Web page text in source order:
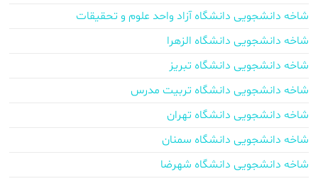
شاخه دانشجویی دانشگاه آزاد واحد علوم و تحقیقات
شاخه دانشجویی دانشگاه الزهرا
شاخه دانشجویی دانشگاه تبریز
شاخه دانشجویی دانشگاه تربیت مدرس
شاخه دانشجویی دانشگاه تهران
شاخه دانشجویی دانشگاه سمنان
شاخه دانشجویی دانشگاه شهرضا